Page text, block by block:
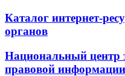
Каталог интернет-
органов
Национальный центр
правовой